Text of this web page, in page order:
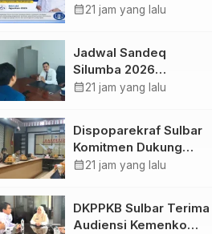
Sambut Kembali dr. Iis
calendar_month21 jam yang lalu
Jadwal Sandeq
Silumba 2026
Disesuaikan,
Tetap Dimatangkan
calendar_month21 jam yang lalu
Dispoparekraf Sulbar
Komitmen Dukung
Penyusunan RAD
calendar_month21 jam yang lalu
DKPPKB Sulbar Terima
Audiensi Kemenko